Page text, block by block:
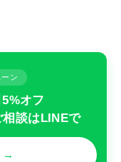
ン
オフ
談はLINEで
→